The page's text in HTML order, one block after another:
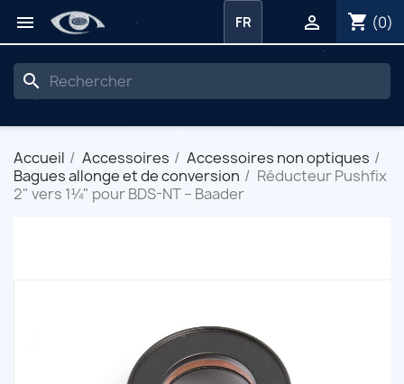
 shopping_cart (0)

FR
search
Accueil Accessoires
Accessoires non optiques
Bagues allonge et de conversion
Réducteur Pushfix
2" vers 1¼" pour BDS-NT – Baader